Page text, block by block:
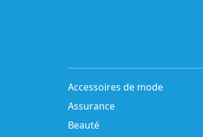
Accessoires de mode
Assurance
Beauté